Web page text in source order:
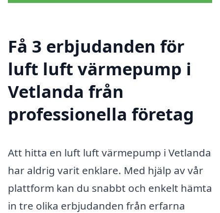
Få 3 erbjudanden för
luft luft värmepump i
Vetlanda från
professionella företag
Att hitta en luft luft värmepump i Vetlanda
har aldrig varit enklare. Med hjälp av vår
plattform kan du snabbt och enkelt hämta
in tre olika erbjudanden från erfarna